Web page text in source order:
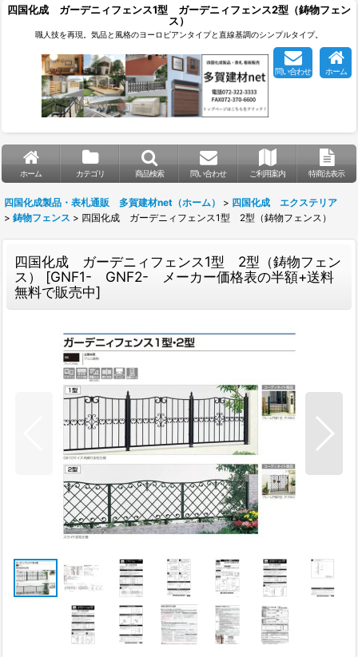
四国化成 ガーデニィフェンス1型 ガーデニィフェンス2型（鋳物フェン
ス）
職人技を再現。気品と風格のヨーロピアンタイプと直線基調のシンプルタイプ。
問い合わせ ホーム
ホーム カテゴリ 商品検索 問い合わせ ご利用案内 特商法表示
四国化成製品・表札通販 多賀建材net（ホーム） > 四国化成 エクステリア
> 鋳物フェンス > 四国化成 ガーデニィフェンス1型 2型（鋳物フェンス）
四国化成 ガーデニィフェンス1型 2型（鋳物フェン
ス）
[GNF1- GNF2- メーカー価格表の半額+送料
無料で販売中]